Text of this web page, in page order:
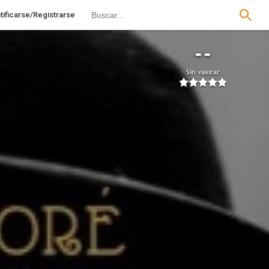
Registrarse
--
Sin valorar